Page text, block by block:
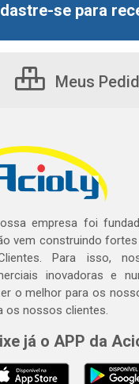
se para
Meus
empresa foi
vem construindo
Para isso,
inovadoras e
o melhor para os
os nossos clientes.
já o APP da